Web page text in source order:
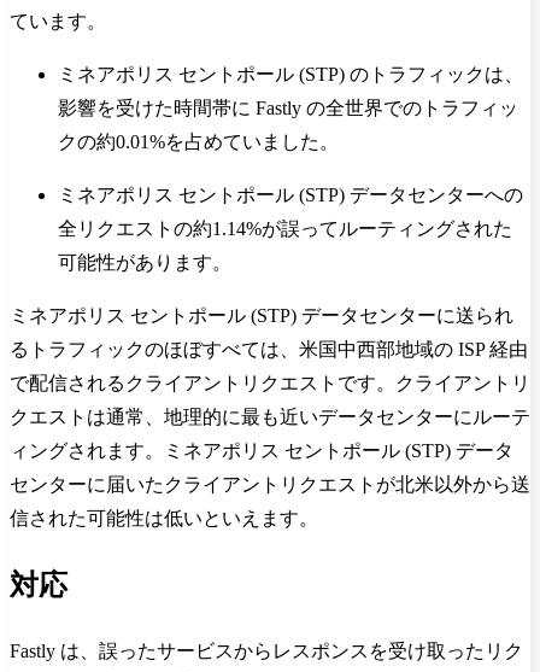
ています。
ミネアポリス セントポール (STP) のトラフィックは、
影響を受けた時間帯に Fastly の全世界でのトラフィッ
クの約0.01%を占めていました。
ミネアポリス セントポール (STP) データセンターへの
全リクエストの約1.14%が誤ってルーティングされた
可能性があります。
ミネアポリス セントポール (STP) データセンターに送られ
るトラフィックのほぼすべては、米国中西部地域の ISP 経由
で配信されるクライアントリクエストです。クライアントリ
クエストは通常、地理的に最も近いデータセンターにルーテ
ィングされます。ミネアポリス セントポール (STP) データ
センターに届いたクライアントリクエストが北米以外から送
信された可能性は低いといえます。
対応
Fastly は、誤ったサービスからレスポンスを受け取ったリク